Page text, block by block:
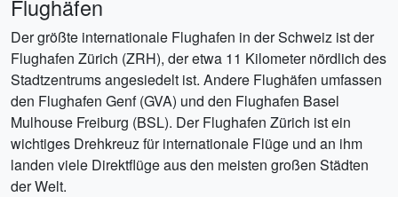
Flughäfen
Der größte internationale Flughafen in der Schweiz ist der
Flughafen Zürich (ZRH), der etwa 11 Kilometer nördlich des
Stadtzentrums angesiedelt ist. Andere Flughäfen umfassen
den Flughafen Genf (GVA) und den Flughafen Basel
Mulhouse Freiburg (BSL). Der Flughafen Zürich ist ein
wichtiges Drehkreuz für internationale Flüge und an ihm
landen viele Direktflüge aus den meisten großen Städten
der Welt.